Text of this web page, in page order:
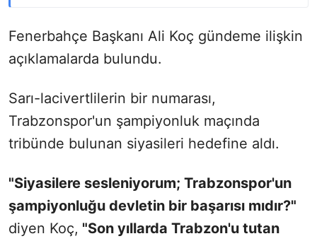
Fenerbahçe Başkanı Ali Koç gündeme ilişkin
açıklamalarda bulundu.
Sarı-lacivertlilerin bir numarası,
Trabzonspor'un şampiyonluk maçında
tribünde bulunan siyasileri hedefine aldı.
"Siyasilere sesleniyorum; Trabzonspor'un
şampiyonluğu devletin bir başarısı mıdır?"
diyen Koç, "Son yıllarda Trabzon'u tutan